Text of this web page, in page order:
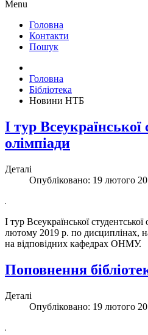
Menu
Головна
Контакти
Пошук
Головна
Бібліотека
Новини НТБ
І тур Всеукраїнської
олімпіади
Деталі
Опубліковано: 19 лютого
І тур Всеукраїнської студентської
лютому 2019 р. по дисциплінах,
на відповідних кафедрах ОНМУ.
Поповнення
Деталі
Опубліковано: 19 лютого